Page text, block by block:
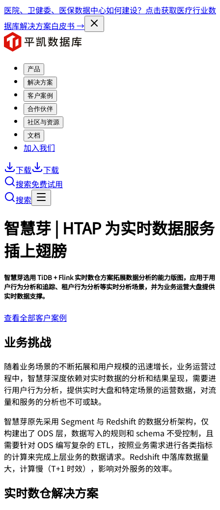
医院、卫健委、医保数据中心如何建设？点击获取医疗行业数
据库解决方案白皮书 →
产品
解决方案
客户案例
合作伙伴
社区与资源
文档
加入我们
下载
下载
搜索免费试用
搜索
智慧芽 | HTAP 为实时数据服务
插上翅膀
智慧芽选用 TiDB + Flink 实时数仓方案拓展数据分析的能力版图，应用于用
户行为分析和追踪、租户行为分析等实时分析场景，并为业务运营大盘提供
实时数据支撑。
查看全部客户案例
业务挑战
随着业务场景的不断拓展和用户规模的迅速增长，业务运营过
程中，智慧芽深度依赖对实时数据的分析和结果呈现，需要进
行用户行为分析，提供实时大盘和特定场景的运营数据，对流
量和服务的分析也不可或缺。
智慧芽原先采用 Segment 与 Redshift 的数据分析架构，仅
构建出了 ODS 层，数据写入的规则和 schema 不受控制，且
需要针对 ODS 编写复杂的 ETL，按照业务需求进行各类指标
的计算来完成上层业务的数据请求。Redshift 中落库数据量
大，计算慢（T+1 时效），影响对外服务的效率。
实时数仓解决方案